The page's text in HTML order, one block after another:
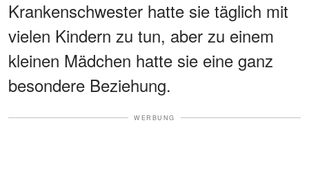
Krankenschwester hatte sie täglich mit
vielen Kindern zu tun, aber zu einem
kleinen Mädchen hatte sie eine ganz
besondere Beziehung.
WERBUNG